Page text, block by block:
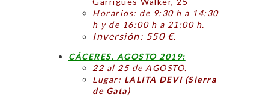
Horarios: de 9:30 h a 14:30
h y de 16:00 h a 21:00 h.
Inversión: 550 €.
CÁCERES. AGOSTO 2019:
22 al 25 de AGOSTO.
Lugar: LALITA DEVI (Sierra
de Gata)